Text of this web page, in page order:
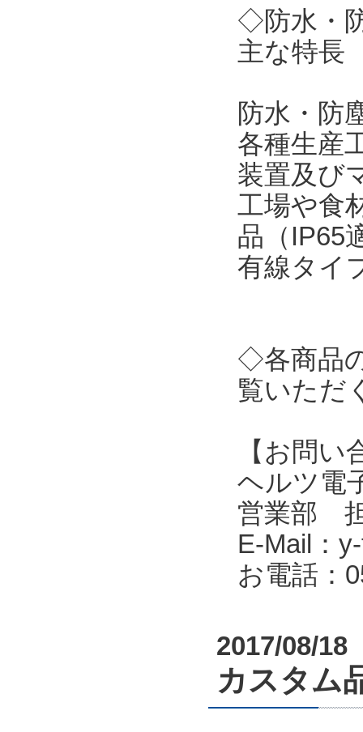
◇防水・
主な特長
防水・防
各種生産
装置及び
工場や食
品（IP65
有線タイ
◇各商品
覧いただ
【お問い
ヘルツ電
営業部
E-Mail：
お電話：
2017/08/18
カスタム